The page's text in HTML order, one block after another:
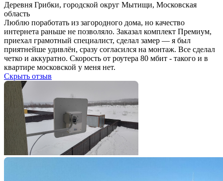
Деревня Грибки, городской округ Мытищи, Московская
область
Люблю поработать из загородного дома, но качество
интернета раньше не позволяло. Заказал комплект Премиум,
приехал грамотный специалист, сделал замер — я был
приятнейше удивлён, сразу согласился на монтаж. Все сделал
четко и аккуратно. Скорость от роутера 80 мбит - такого и в
квартире московской у меня нет.
Скрыть отзыв